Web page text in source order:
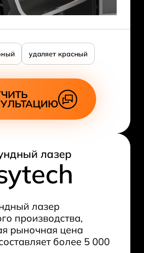
удаляет красный
лазер
лазер
производства,
рыночная цена
более 5 000